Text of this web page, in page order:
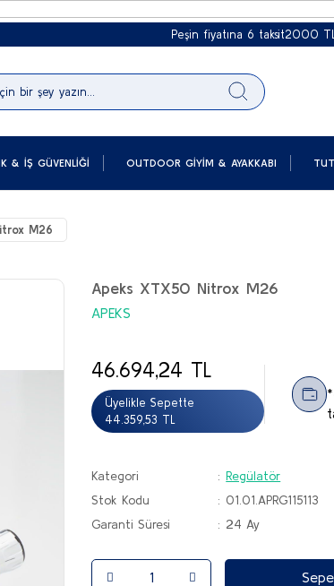
Peşin fiyatına 6 taksit2000 TL ve
& İŞ GÜVENLIĞI OUTDOOR GIYIM & AYAKKABI
M26
Apeks XTX50 Nitrox M26
APEKS
46.694,24 TL
Üyelikle Sepette
44.359,53 TL
Kategori
Regülatör
Stok Kodu
01.01.APRG115113
Garanti Süresi
24 Ay